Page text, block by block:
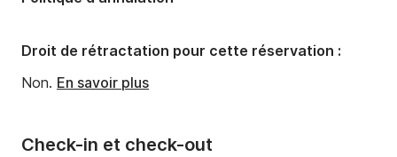
Check-in et check-out
Droit de rétractation pour cette réservation :
Non. En savoir plus